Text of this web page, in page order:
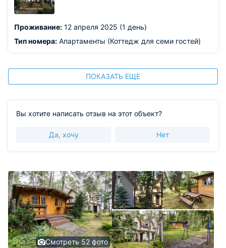
Проживание: 12 апреля 2025 (1 день)
Тип номера: Апартаменты (Коттедж для семи гостей)
ПОКАЗАТЬ ЕЩЕ
Вы хотите написать отзыв на этот объект?
Да, хочу Нет
Смотреть 52 фото